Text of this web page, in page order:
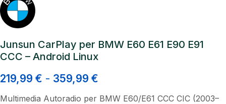
Junsun CarPlay per BMW E60 E61 E90 E91
CCC – Android Linux
219,99 € - 359,99 €
Multimedia Autoradio per BMW E60/E61 CCC CIC (2003–